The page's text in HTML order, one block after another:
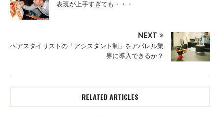
表現が上手すぎても・・・
NEXT
ヘアスタイリストの「アシスタント制」をアパレル業
界に導入できるか？
RELATED ARTICLES